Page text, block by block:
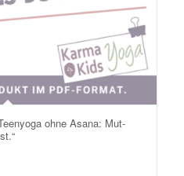
ohne Asana: Mut-